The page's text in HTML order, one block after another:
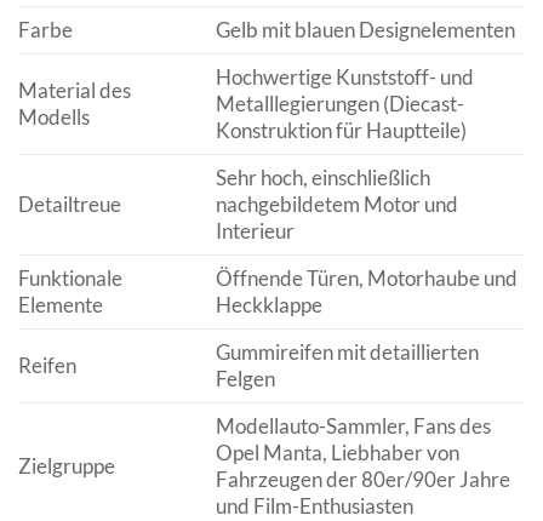
Farbe
Gelb mit blauen Designelementen
Material des
Modells
Hochwertige Kunststoff- und
Metalllegierungen (Diecast-
Konstruktion für Hauptteile)
Detailtreue
Sehr hoch, einschließlich
nachgebildetem Motor und
Interieur
Funktionale
Elemente
Öffnende Türen, Motorhaube und
Heckklappe
Reifen
Gummireifen mit detaillierten
Felgen
Zielgruppe
Modellauto-Sammler, Fans des
Opel Manta, Liebhaber von
Fahrzeugen der 80er/90er Jahre
und Film-Enthusiasten